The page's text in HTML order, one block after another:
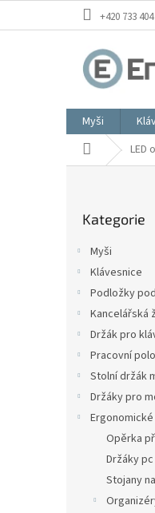
+420 733
Myši
Domů LED
kategorie
Kategorie
Myši
Klávesnice
Podložky
Kancelářská
Držák pro
Pracovní
Stolní držák
Držáky pro
Opěrka
Držáky pc
Stojany